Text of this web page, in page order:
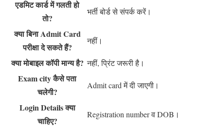
एडमिट कार्ड में गलती हो
तो?
भर्ती बोर्ड से संपर्क करें।
क्या बिना Admit Card
परीक्षा दे सकते हैं?
नहीं।
क्या मोबाइल कॉपी मान्य है? नहीं, प्रिंट जरूरी है।
Exam city कैसे पता
चलेगी?
Admit card में दी जाएगी।
Login Details क्या
चाहिए?
Registration number व DOB।